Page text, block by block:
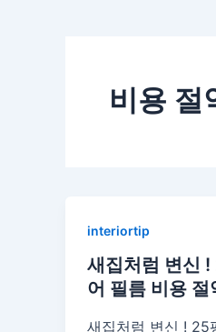
비용 절
interiortip
새집처럼 변신 !
어 필름 비용
새집처럼 변신 ! 25